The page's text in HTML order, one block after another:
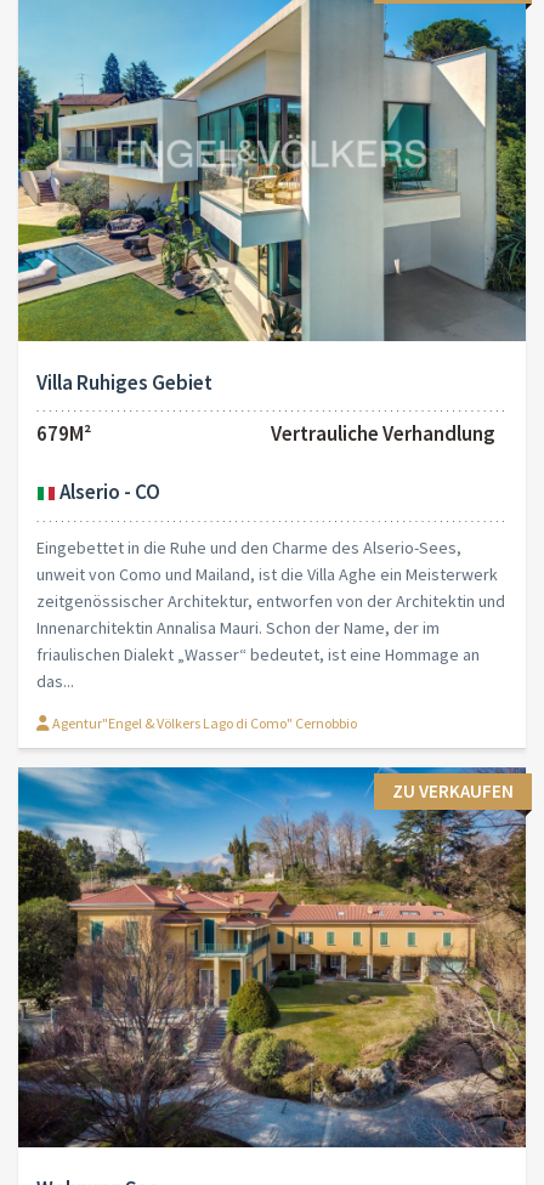
Villa Ruhiges Gebiet
679M²
Vertrauliche Verhandlung
Alserio - CO
Eingebettet in die Ruhe und den Charme des Alserio-Sees,
unweit von Como und Mailand, ist die Villa Aghe ein Meisterwerk
zeitgenössischer Architektur, entworfen von der Architektin und
Innenarchitektin Annalisa Mauri. Schon der Name, der im
friaulischen Dialekt „Wasser“ bedeutet, ist eine Hommage an
das...
Agentur"Engel & Völkers Lago di Como" Cernobbio
ZU VERKAUFEN